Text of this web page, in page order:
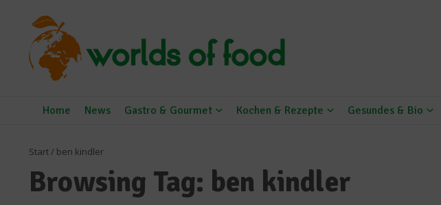
Home News Gastro & Gourmet Kochen & Rezepte Gesundes & Bio
Start/ ben kindler
Browsing Tag: ben kindler